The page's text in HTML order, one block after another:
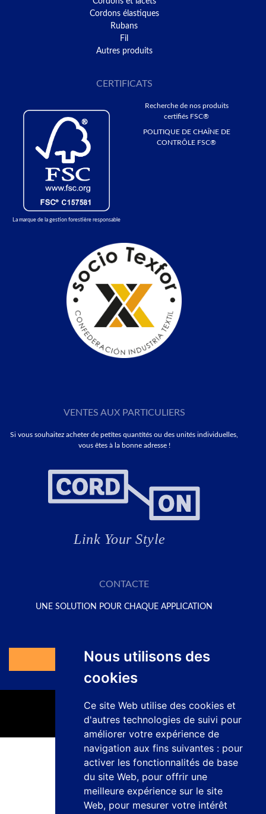
Nous utilisons des
cookies
Ce site Web utilise des cookies et
d'autres technologies de suivi pour
améliorer votre expérience de
navigation aux fins suivantes : pour
activer les fonctionnalités de base
du site Web, pour offrir une
meilleure expérience sur le site
Web, pour mesurer votre intérêt
Cordons élastiques
Rubans
Fil
Autres produits
CERTIFICATS
Recherche de nos produits
certifiés FSC®
POLITIQUE DE CHAÎNE DE
CONTRÔLE FSC®
La marque de la gestion forestière responsable
VENTES AUX PARTICULIERS
Si vous souhaitez acheter de petites quantités ou des unités individuelles,
vous êtes à la bonne adresse !
CONTACTE
UNE SOLUTION POUR CHAQUE APPLICATION
Accéder au Formulaire
Politique de confidentialité
Mentions légales
Politique sur les cookies
Canal de réclamation
Travaillez avec nous